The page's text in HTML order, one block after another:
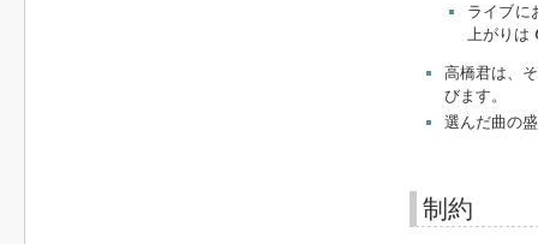
ライブに
上がりは
高橋君は、
びます。
選んだ曲の
制約